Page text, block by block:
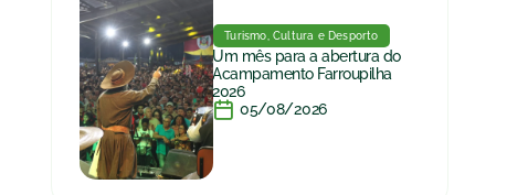
Turismo, Cultura e Desporto
Um mês para a abertura do
Acampamento Farroupilha
2026
05/08/2026